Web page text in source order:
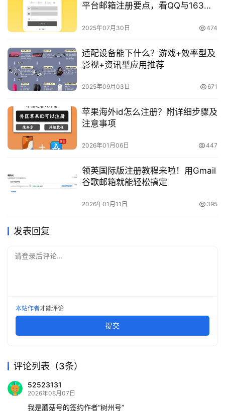
平台邮箱注册要点，看QQ与163邮
2025年07月30日 474
适配设备能下什么？游戏+效率型及
影视+资讯型应用推荐
2025年09月03日 671
苹果海外id怎么注册？附详细步骤及
注意事项
2026年01月06日 447
领英国际版注册教程来啦！用Gmail
谷歌邮箱就能轻松搞定
2026年01月11日 395
发表回复
请登录后评论...
本站作者才能评论
提交
评论列表（3条）
52523131
2026年08月07日
我是蘑菇号的签约作者“树州号”